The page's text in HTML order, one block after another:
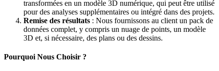
transformées en un modèle 3D numérique, qui peut être utilisé
pour des analyses supplémentaires ou intégré dans des projets.
Remise des résultats : Nous fournissons au client un pack de
données complet, y compris un nuage de points, un modèle
3D et, si nécessaire, des plans ou des dessins.
Pourquoi Nous Choisir ?